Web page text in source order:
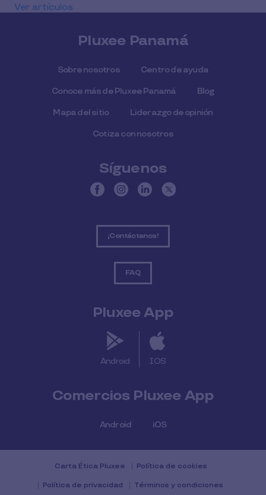
Ver artículos
Pluxee Panamá
Sobre nosotros Centro de ayuda
Conoce más de Pluxee Panamá Blog
Mapa del sitio Liderazgo de opinión
Cotiza con nosotros
Síguenos
¡Contáctanos!
FAQ
Pluxee App
Android IOS
Comercios Pluxee App
Android iOS
Carta Ética Pluxee Política de cookies
Política de privacidad Términos y condiciones